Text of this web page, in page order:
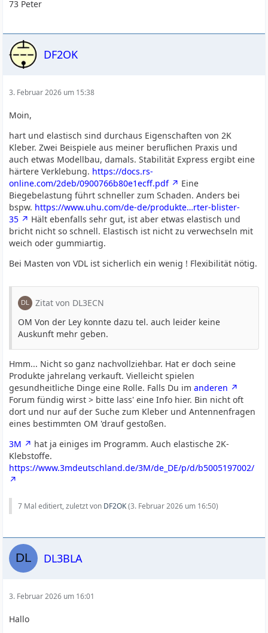
73 Peter
DF2OK
3. Februar 2026 um 15:38
Moin,
hart und elastisch sind durchaus Eigenschaften von 2K
Kleber. Zwei Beispiele aus meiner beruflichen Praxis und
auch etwas Modellbau, damals. Stabilität Express ergibt eine
härtere Verklebung. https://docs.rs-
online.com/2deb/0900766b80e1ecff.pdf
Eine
Biegebelastung führt schneller zum Schaden. Anders bei
bspw. https://www.uhu.com/de-de/produkte…rter-blister-
35
Hält ebenfalls sehr gut, ist aber etwas elastisch und
bricht nicht so schnell. Elastisch ist nicht zu verwechseln mit
weich oder gummiartig.
Bei Masten von VDL ist sicherlich ein wenig ! Flexibilität nötig.
Zitat von DL3ECN
OM Von der Ley konnte dazu tel. auch leider keine
Auskunft mehr geben.
Hmm... Nicht so ganz nachvollziehbar. Hat er doch seine
Produkte jahrelang verkauft. Vielleicht spielen
gesundheitliche Dinge eine Rolle. Falls Du imanderen
Forum fündig wirst > bitte lass' eine Info hier. Bin nicht oft
dort und nur auf der Suche zum Kleber und Antennenfragen
eines bestimmten OM 'drauf gestoßen.
3M
hat ja einiges im Programm. Auch elastische 2K-
Klebstoffe.
https://www.3mdeutschland.de/3M/de_DE/p/d/b5005197002/
7 Mal editiert, zuletzt von DF2OK(3. Februar 2026 um 16:50)
DL3BLA
3. Februar 2026 um 16:01
Hallo